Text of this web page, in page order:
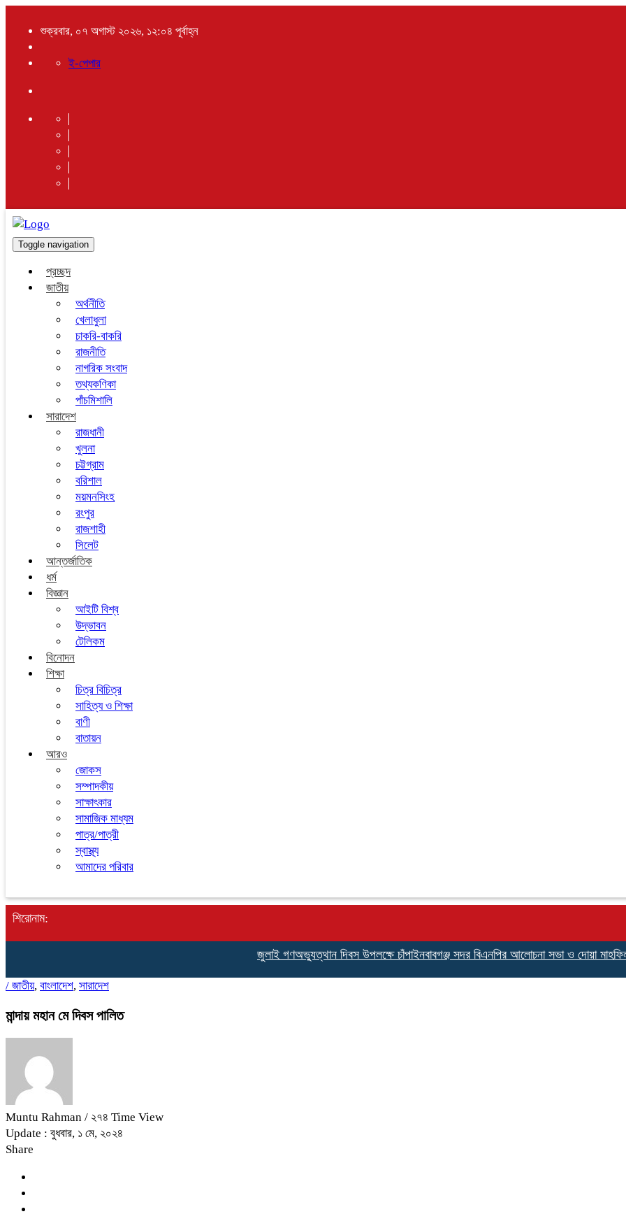
শুক্রবার, ০৭ অগাস্ট ২০২৬, ১২:০৪ পূর্বাহ্ন
ই-পেপার
Toggle navigation
প্রচ্ছদ
জাতীয়
অর্থনীতি
খেলাধুলা
চাকরি-বাকরি
রাজনীতি
নাগরিক সংবাদ
তথ্যকণিকা
পাঁচমিশালি
সারাদেশ
রাজধানী
খুলনা
চট্টগ্রাম
বরিশাল
ময়মনসিংহ
রংপুর
রাজশাহী
সিলেট
আন্তর্জাতিক
ধর্ম
বিজ্ঞান
আইটি বিশ্ব
উদ্ভাবন
টেলিকম
বিনোদন
শিক্ষা
চিত্র বিচিত্র
সাহিত্য ও শিক্ষা
বাণী
বাতায়ন
আরও
জোকস
সম্পাদকীয়
সাক্ষাৎকার
সামাজিক মাধ্যম
পাত্র/পাত্রী
স্বাস্থ্য
আমাদের পরিবার
শিরোনাম:
জুলাই গণঅভ্যুত্থান দিবস উপলক্ষে চাঁপাইনবাবগঞ্জ সদর বিএনপির আলোচনা সভা ও দোয়া মাহফিল
/ জাতীয়, বাংলাদেশ, সারাদেশ
মান্দায় মহান মে দিবস পালিত
Muntu Rahman / ২৭৪ Time View
Update : বুধবার, ১ মে, ২০২৪
Share